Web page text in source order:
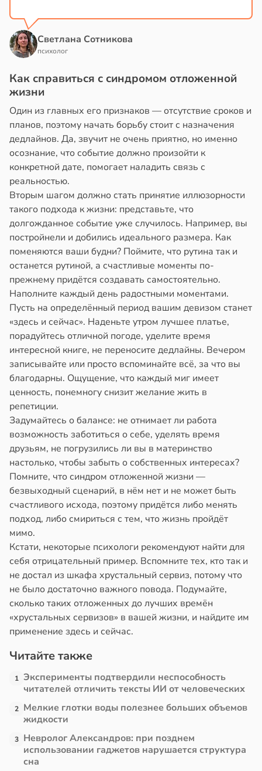
Светлана Сотникова
психолог
Как справиться с синдромом отложенной
жизни
Один из главных его признаков — отсутствие сроков и
планов, поэтому начать борьбу стоит с назначения
дедлайнов. Да, звучит не очень приятно, но именно
осознание, что событие должно произойти к
конкретной дате, помогает наладить связь с
реальностью.
Вторым шагом должно стать принятие иллюзорности
такого подхода к жизни: представьте, что
долгожданное событие уже случилось. Например, вы
постройнели и добились идеального размера. Как
поменяются ваши будни? Поймите, что рутина так и
останется рутиной, а счастливые моменты по-
прежнему придётся создавать самостоятельно.
Наполните каждый день радостными моментами.
Пусть на определённый период вашим девизом станет
«здесь и сейчас». Наденьте утром лучшее платье,
порадуйтесь отличной погоде, уделите время
интересной книге, не переносите дедлайны. Вечером
записывайте или просто вспоминайте всё, за что вы
благодарны. Ощущение, что каждый миг имеет
ценность, понемногу снизит желание жить в
репетиции.
Задумайтесь о балансе: не отнимает ли работа
возможность заботиться о себе, уделять время
друзьям, не погрузились ли вы в материнство
настолько, чтобы забыть о собственных интересах?
Помните, что синдром отложенной жизни —
безвыходный сценарий, в нём нет и не может быть
счастливого исхода, поэтому придётся либо менять
подход, либо смириться с тем, что жизнь пройдёт
мимо.
Кстати, некоторые психологи рекомендуют найти для
себя отрицательный пример. Вспомните тех, кто так и
не достал из шкафа хрустальный сервиз, потому что
не было достаточно важного повода. Подумайте,
сколько таких отложенных до лучших времён
«хрустальных сервизов» в вашей жизни, и найдите им
применение здесь и сейчас.
Читайте также
1 Эксперименты подтвердили неспособность
читателей отличить тексты ИИ от человеческих
2 Мелкие глотки воды полезнее больших объемов
жидкости
3 Невролог Александров: при позднем
использовании гаджетов нарушается структура
сна